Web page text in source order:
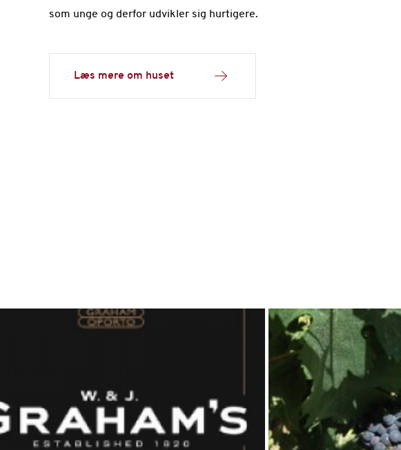
som unge og derfor udvikler sig hurtigere.
Læs mere om huset